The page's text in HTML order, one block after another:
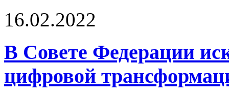
16.02.2022
В Совете Федерации
цифровой